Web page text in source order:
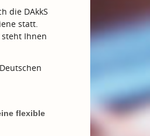
die DAkkS
statt.
Ihnen
flexible